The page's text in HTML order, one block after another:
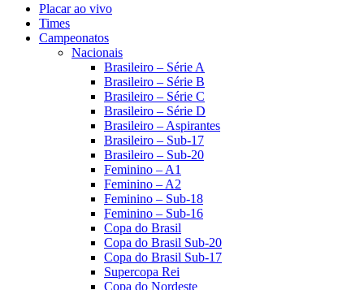
Placar ao vivo
Times
Campeonatos
Nacionais
Brasileiro – Série A
Brasileiro – Série B
Brasileiro – Série C
Brasileiro – Série D
Brasileiro – Aspirantes
Brasileiro – Sub-17
Brasileiro – Sub-20
Feminino – A1
Feminino – A2
Feminino – Sub-18
Feminino – Sub-16
Copa do Brasil
Copa do Brasil Sub-20
Copa do Brasil Sub-17
Supercopa Rei
Copa do Nordeste